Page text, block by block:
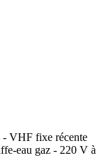
- VHF fixe récente
eau gaz - 220 V à